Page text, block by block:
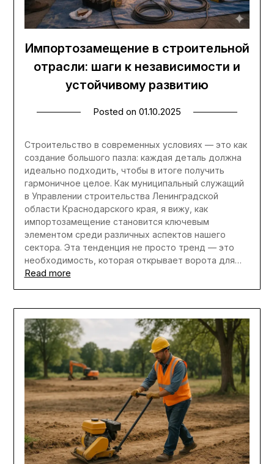
Импортозамещение в строительной
отрасли: шаги к независимости и
устойчивому развитию
Posted on 01.10.2025
Строительство в современных условиях — это как
создание большого пазла: каждая деталь должна
идеально подходить, чтобы в итоге получить
гармоничное целое. Как муниципальный служащий
в Управлении строительства Ленинградской
области Краснодарского края, я вижу, как
импортозамещение становится ключевым
элементом среди различных аспектов нашего
сектора. Эта тенденция не просто тренд — это
необходимость, которая открывает ворота для…
Read more